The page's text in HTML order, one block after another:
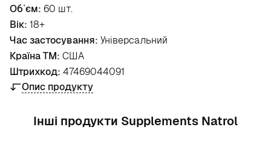
Об`єм: 60 шт.
Вік: 18+
Час застосування: Універсальний
Країна ТМ: США
Штрихкод: 47469044091
Опис продукту
Інші продукти Supplements Natrol